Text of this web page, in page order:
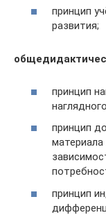
принцип
развития;
принцип
принцип
принцип